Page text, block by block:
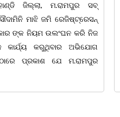
ସୂଚନା ପାଇ କଳାହାଣ୍ଡି ଉତ୍ତର
କେଗାଁ ରେଞ୍ଜର ବନ କର୍ମଚାରୀ
ସେକ୍ସନ ଅଧୀନ କାନ୍ଦୁଲଝର